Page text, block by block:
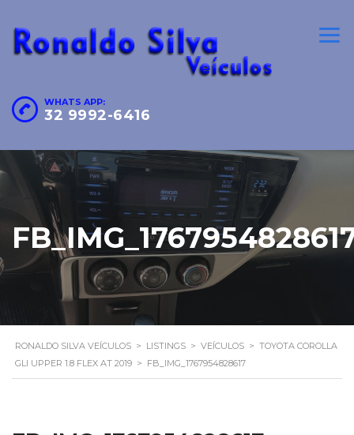
WHATS APP:
32 9992-6416
RONALDO SILVA VEÍCULOS > LISTINGS > VEÍCULOS > TOYOTA COROLLA
GLI UPPER 1.8 FLEX AT 2019 > FB_IMG_1767954828617